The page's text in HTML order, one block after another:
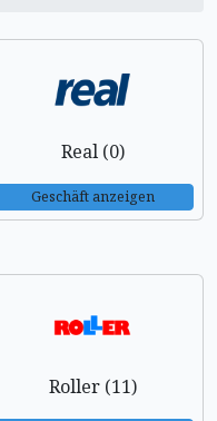
Real (0)
Geschäft anzeigen
Roller (11)